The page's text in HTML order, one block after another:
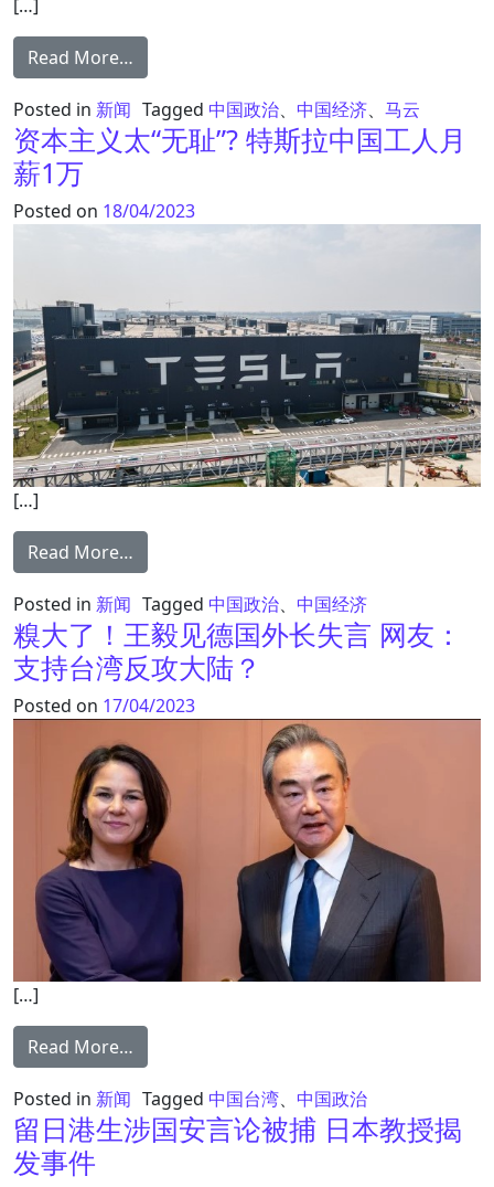
[…]
Read More…
Posted in 新闻 Tagged 中国政治、 中国经济、 马云
资本主义太“无耻”? 特斯拉中国工人月
薪1万
Posted on 18/04/2023
[…]
Read More…
Posted in 新闻 Tagged 中国政治、 中国经济
糗大了！王毅见德国外长失言 网友：
支持台湾反攻大陆？
Posted on 17/04/2023
[…]
Read More…
Posted in 新闻 Tagged 中国台湾、 中国政治
留日港生涉国安言论被捕 日本教授揭
发事件